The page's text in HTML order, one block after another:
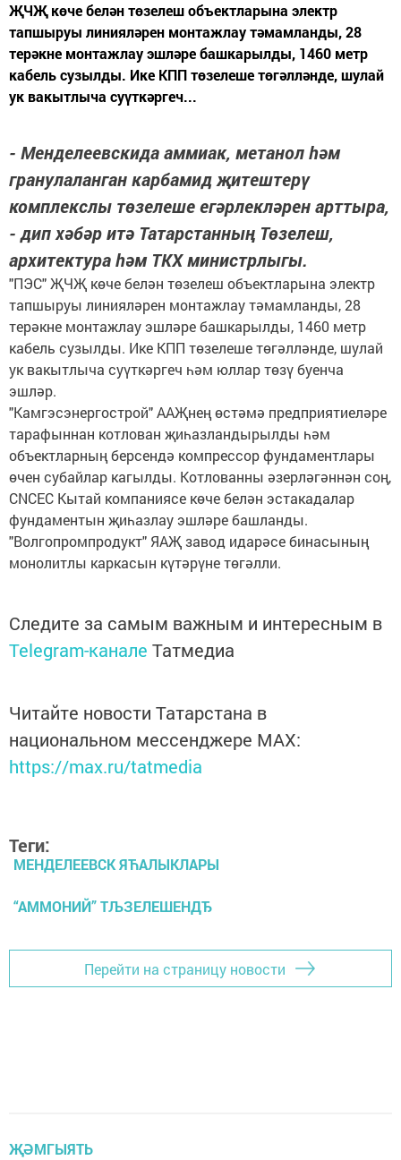
ҖЧҖ көче белән төзелеш объектларына электр
тапшыруы линияләрен монтажлау тәмамланды, 28
терәкне монтажлау эшләре башкарылды, 1460 метр
кабель сузылды. Ике КПП төзелеше төгәлләнде, шулай
ук вакытлыча суүткәргеч...
- Менделеевскида аммиак, метанол һәм
гранулаланган карбамид җитештерү
комплекслы төзелеше егәрлекләрен арттыра,
- дип хәбәр итә Татарстанның Төзелеш,
архитектура һәм ТКХ министрлыгы.
"ПЭС" ҖЧҖ көче белән төзелеш объектларына электр
тапшыруы линияләрен монтажлау тәмамланды, 28
терәкне монтажлау эшләре башкарылды, 1460 метр
кабель сузылды. Ике КПП төзелеше төгәлләнде, шулай
ук вакытлыча суүткәргеч һәм юллар төзү буенча
эшләр.
"Камгэсэнергострой" ААҖнең өстәмә предприятиеләре
тарафыннан котлован җиһазландырылды һәм
объектларның берсендә компрессор фундаментлары
өчен субайлар кагылды. Котлованны әзерләгәннән соң,
CNCEC Кытай компаниясе көче белән эстакадалар
фундаментын җиһазлау эшләре башланды.
"Волгопромпродукт" ЯАҖ завод идарәсе бинасының
монолитлы каркасын күтәрүне төгәлли.
Следите за самым важным и интересным в
Telegram-канале Татмедиа
Читайте новости Татарстана в
национальном мессенджере MАХ:
https://max.ru/tatmedia
Теги:
МЕНДЕЛЕЕВСК ЯЋАЛЫКЛАРЫ
“АММОНИЙ” ТЉЗЕЛЕШЕНДЂ
Перейти на страницу новости
ҖӘМГЫЯТЬ